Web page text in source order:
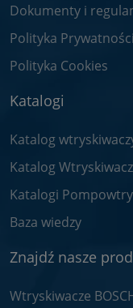
Dokumenty i
Polityka Prywatności
Polityka Cookies
Katalogi
Katalog
Katalog
Katalogi
Baza wiedzy
Znajdź nasze
Wtryskiwacze